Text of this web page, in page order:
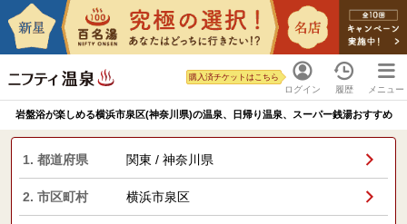
ログイン
購入済チケットはこちら
履歴 メニュー
岩盤浴が楽しめる横浜市泉区(神奈川県)の温泉、日帰り温泉、スーパー銭湯おすすめ
1. 都道府県 関東 / 神奈川県
2. 市区町村 横浜市泉区